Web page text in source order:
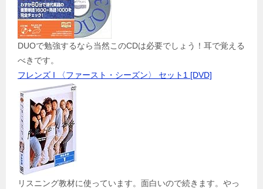
DUOで勉強するなら当然このCDは必要でしょう！耳で覚える
べきです。
フレンズ I 〈ファースト・シーズン〉 セット1 [DVD]
リスニング教材に使っています。面白いので続きます。やっ